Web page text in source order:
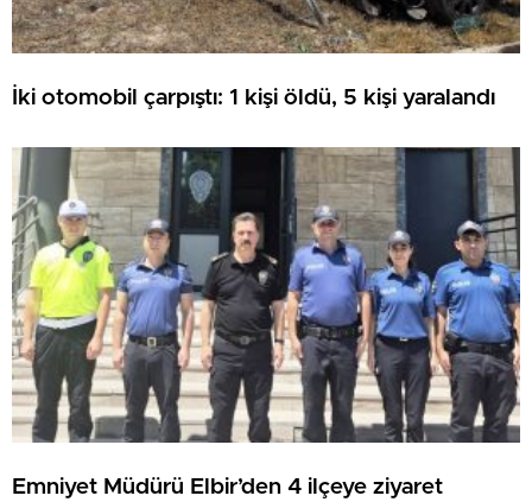
İki otomobil çarpıştı: 1 kişi öldü, 5 kişi yaralandı
Emniyet Müdürü Elbir’den 4 ilçeye ziyaret